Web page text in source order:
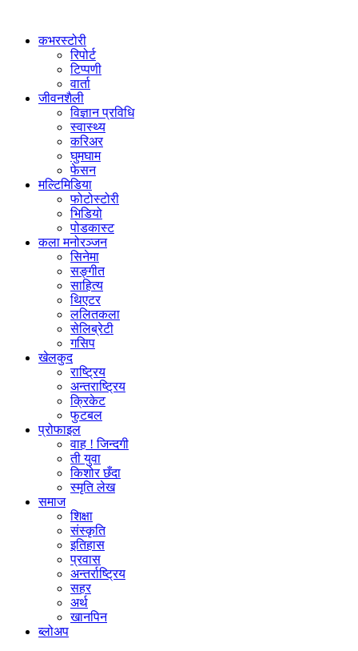
कभरस्टोरी
रिपोर्ट
टिप्पणी
वार्ता
जीवनशैली
विज्ञान प्रविधि
स्वास्थ्य
करिअर
घुमघाम
फेसन
मल्टिमिडिया
फोटोस्टोरी
भिडियो
पोडकास्ट
कला मनोरञ्जन
सिनेमा
सङ्गीत
साहित्य
थिएटर
ललितकला
सेलिब्रेटी
गसिप
खेलकुद
राष्ट्रिय
अन्तराष्ट्रिय
क्रिकेट
फुटबल
प्रोफाइल
वाह ! जिन्दगी
ती युवा
किशोर छँदा
स्मृति लेख
समाज
शिक्षा
संस्कृति
इतिहास
प्रवास
अन्तर्राष्ट्रिय
सहर
अर्थ
खानपिन
ब्लोअप